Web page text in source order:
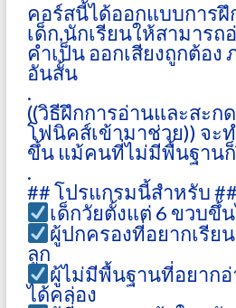
คอร์สนี้ได้ออกแบบการ
เด็ก,นักเรียนให้สามารถ
คำเป็น ออกเสียงถูกต้อง
อันสั้น
.
((วิธีฝึกการอ่านและสะก
โฟนิคส์เข้ามาช่วย)) จะ
ขึ้น แม้คนที่ไม่มีพื้นฐาน
.
## โปรแกรมนี้สำหรับ ##
เด็กวัยตั้งแต่ 6 ขวบขึ้
ผู้ปกครองที่อยากเรีย
ลูก
ผู้ไม่มีพื้นฐานที่อยาก
ได้คล่อง